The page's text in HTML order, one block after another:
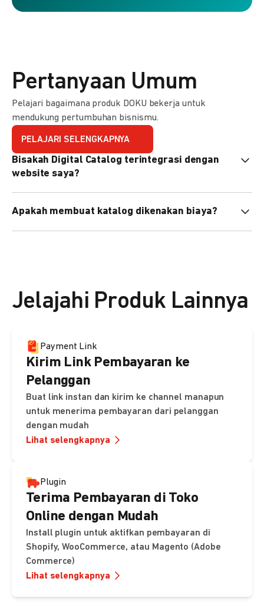
Pertanyaan Umum
Pelajari bagaimana produk DOKU bekerja untuk
mendukung pertumbuhan bisnismu.
PELAJARI SELENGKAPNYA
Bisakah Digital Catalog terintegrasi dengan
website saya?
atau menyematkan QR code di website Anda.
Apakah membuat katalog dikenakan biaya?
Jelajahi Produk Lainnya
Payment Link
Kirim Link Pembayaran ke
Pelanggan
Buat link instan dan kirim ke channel manapun
untuk menerima pembayaran dari pelanggan
dengan mudah
Lihat selengkapnya
Plugin
Terima Pembayaran di Toko
Online dengan Mudah
Install plugin untuk aktifkan pembayaran di
Shopify, WooCommerce, atau Magento (Adobe
Commerce)
Lihat selengkapnya